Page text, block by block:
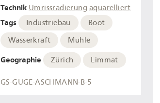
Technik Umrissradierung aquarelliert
Tags Industriebau
Boot
Wasserkraft
Mühle
Geographie Zürich Limmat
GS-GUGE-ASCHMANN-B-5